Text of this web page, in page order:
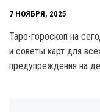
7 НОЯБРЯ, 2025
Таро-гороскоп на
и советы карт для
предупреждения на